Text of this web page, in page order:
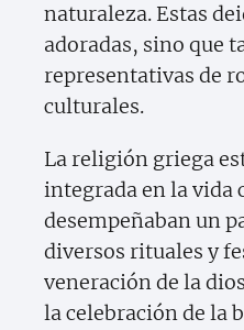
naturaleza. Estas
adoradas, sino que
representativas de
culturales.
La religión griega
integrada en la vida
desempeñaban un
diversos rituales y
veneración de la
la celebración de la